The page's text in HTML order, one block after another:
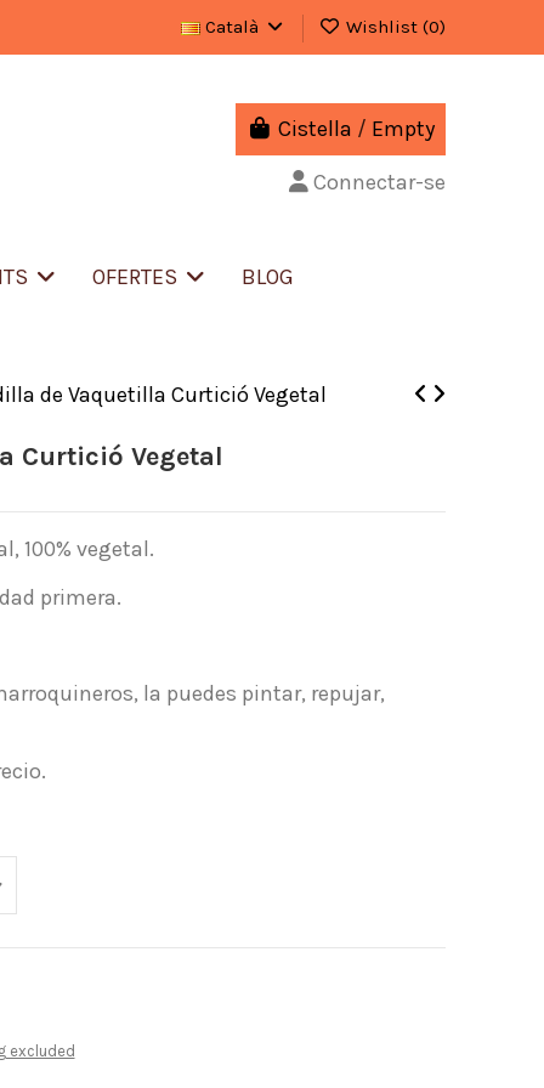
Català Wishlist (0)
Cistella / Empty
Connectar-se
OFERTES BLOG
de Vaquetilla Curtició Vegetal
Curtició Vegetal
100% vegetal.
primera.
la puedes pintar, repujar,
excluded